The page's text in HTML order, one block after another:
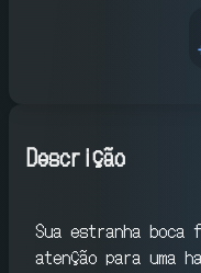
Descrição
Sua estranha boca
atenção para uma